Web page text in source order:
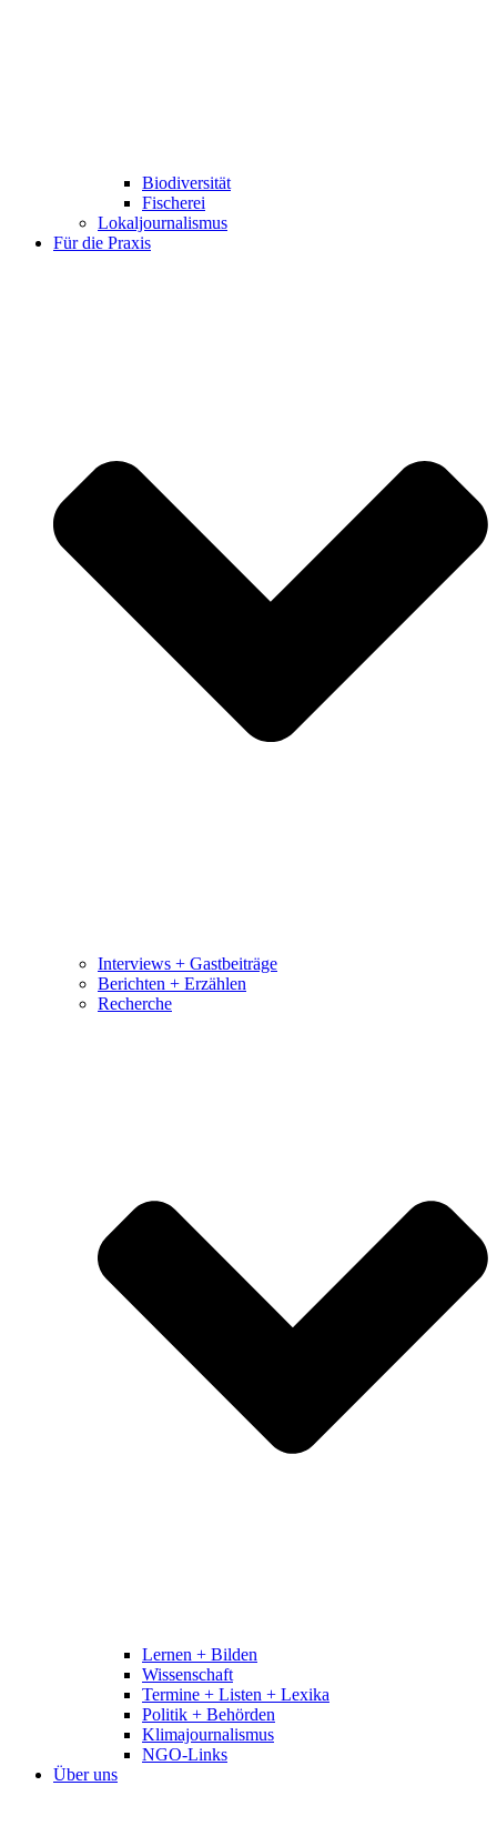
Biodiversität
Fischerei
Lokaljournalismus
Für die Praxis
Interviews + Gastbeiträge
Berichten + Erzählen
Recherche
Lernen + Bilden
Wissenschaft
Termine + Listen + Lexika
Politik + Behörden
Klimajournalismus
NGO-Links
Über uns